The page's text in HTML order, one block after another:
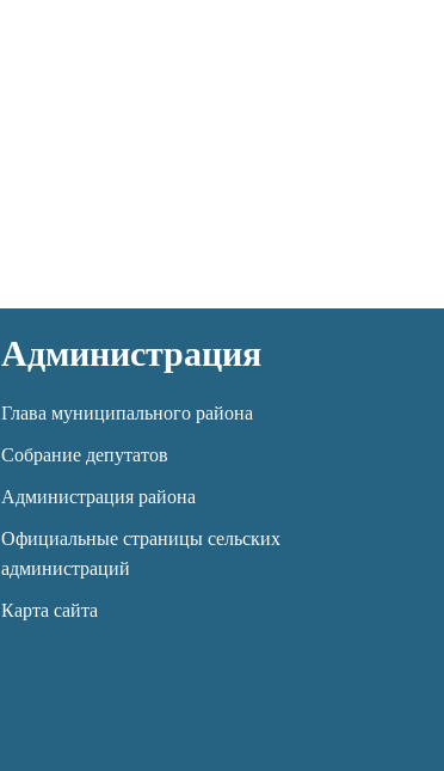
Администрация
Глава муниципального района
Собрание депутатов
Администрация района
Официальные страницы сельских
администраций
Карта сайта